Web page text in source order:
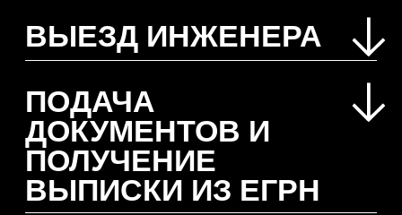
НАШИ КЕЙСЫ
ПО ПРИЕМКЕ
КВАРТИР В
НОВОСТРОЙКЕ